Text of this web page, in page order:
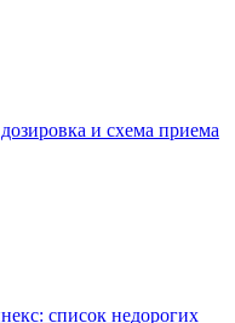
и схема приема
список недорогих